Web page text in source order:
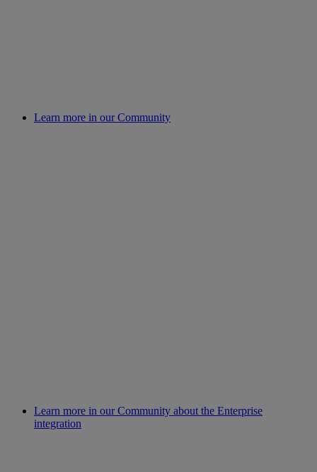
Learn more in our Community
Learn more in our Community about the Enterprise
integration